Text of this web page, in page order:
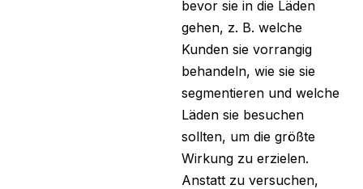
bevor sie in die Läden
gehen, z. B. welche
Kunden sie vorrangig
behandeln, wie sie sie
segmentieren und welche
Läden sie besuchen
sollten, um die größte
Wirkung zu erzielen.
Anstatt zu versuchen,